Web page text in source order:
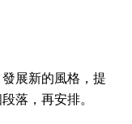
展新的風格，提
落，再安排。